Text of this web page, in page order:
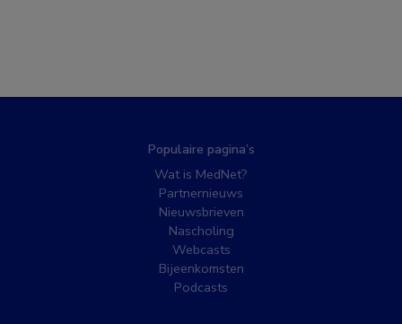
Populaire pagina’s
Wat is MedNet?
Partnernieuws
Nieuwsbrieven
Nascholing
Webcasts
Bijeenkomsten
Podcasts